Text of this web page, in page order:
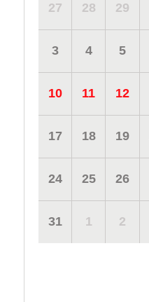
27 28 29
3 4 5
10 11 12
17 18 19
24 25 26
31 1 2